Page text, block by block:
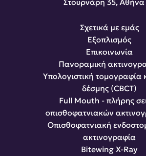
Στουρνάρη 35, Αθήνα
Σχετικά με εμάς
Εξοπλισμός
Επικοινωνία
Πανοραμική
Υπολογιστική τομογραφία
δέσμης (CBCT)
Full Mouth - πλήρης
οπισθοφατνιακών
Οπισθοφατνιακή
ακτινογραφία
Bitewing X-Ray